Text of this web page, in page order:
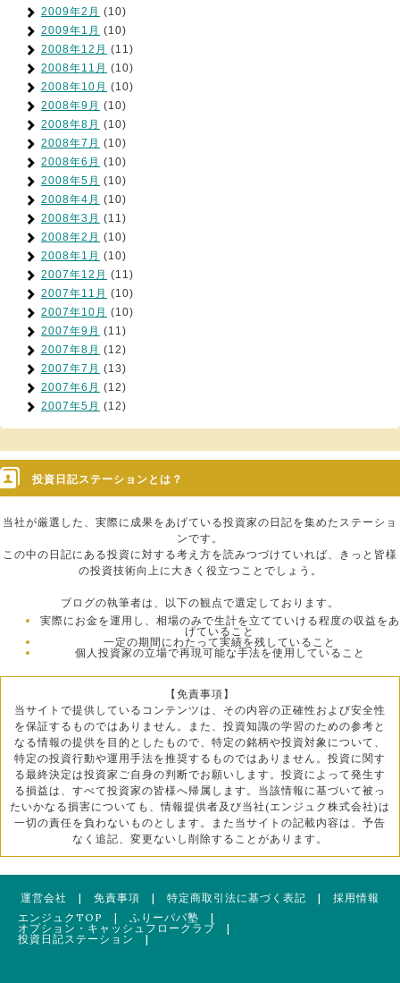
2009年2月 (10)
2009年1月 (10)
2008年12月 (11)
2008年11月 (10)
2008年10月 (10)
2008年9月 (10)
2008年8月 (10)
2008年7月 (10)
2008年6月 (10)
2008年5月 (10)
2008年4月 (10)
2008年3月 (11)
2008年2月 (10)
2008年1月 (10)
2007年12月 (11)
2007年11月 (10)
2007年10月 (10)
2007年9月 (11)
2007年8月 (12)
2007年7月 (13)
2007年6月 (12)
2007年5月 (12)
投資日記ステーションとは？
当社が厳選した、実際に成果をあげている投資家の日記を集めたステーショ
ンです。
この中の日記にある投資に対する考え方を読みつづけていれば、きっと皆様
の投資技術向上に大きく役立つことでしょう。
ブログの執筆者は、以下の観点で選定しております。
実際にお金を運用し、相場のみで生計を立てていける程度の収益をあ
げていること
一定の期間にわたって実績を残していること
個人投資家の立場で再現可能な手法を使用していること
【免責事項】
当サイトで提供しているコンテンツは、その内容の正確性および安全性
を保証するものではありません。また、投資知識の学習のための参考と
なる情報の提供を目的としたもので、特定の銘柄や投資対象について、
特定の投資行動や運用手法を推奨するものではありません。投資に関す
る最終決定は投資家ご自身の判断でお願いします。投資によって発生す
る損益は、すべて投資家の皆様へ帰属します。当該情報に基づいて被っ
たいかなる損害についても、情報提供者及び当社(エンジュク株式会社)は
一切の責任を負わないものとします。また当サイトの記載内容は、予告
なく追記、変更ないし削除することがあります。
運営会社 | 免責事項 | 特定商取引法に基づく表記 | 採用情報
エンジュクTOP
| ふりーパパ塾 |
オプション・キャッシュフロークラブ |
投資日記ステーション
|